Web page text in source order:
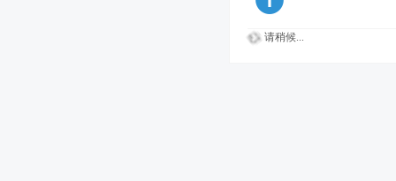
请稍候...